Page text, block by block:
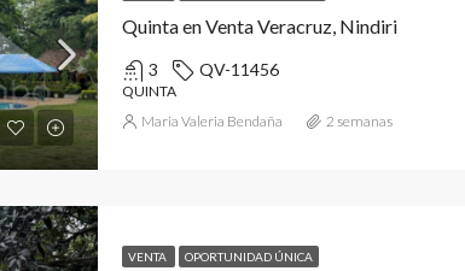
Quinta en Venta Veracruz, Nindiri
3 QV-11456
QUINTA
Maria Valeria Bendaña 2 semanas
VENTA OPORTUNIDAD ÚNICA